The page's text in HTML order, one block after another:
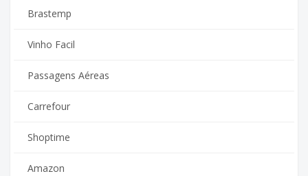
Brastemp
Vinho Facil
Passagens Aéreas
Carrefour
Shoptime
Amazon